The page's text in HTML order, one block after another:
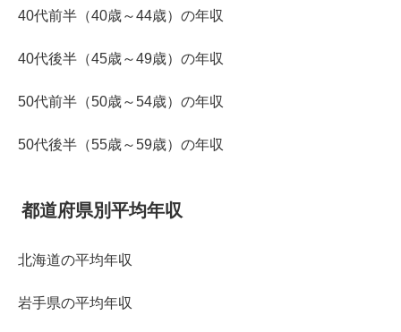
40代前半（40歳～44歳）の年収
40代後半（45歳～49歳）の年収
50代前半（50歳～54歳）の年収
50代後半（55歳～59歳）の年収
都道府県別平均年収
北海道の平均年収
岩手県の平均年収